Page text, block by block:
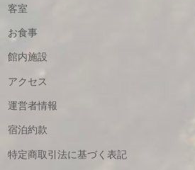
客室
お食事
館内施設
アクセス
運営者情報
宿泊約款
特定商取引法に基づく表記